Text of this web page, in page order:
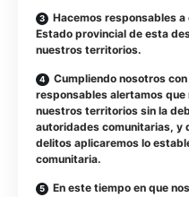
Hacemos responsables
Estado provincial de esta
nuestros territorios.
Cumpliendo nosotros
responsables alertamos
nuestros territorios sin la
autoridades comunitarias, y
delitos aplicaremos lo
comunitaria.
En este tiempo en que